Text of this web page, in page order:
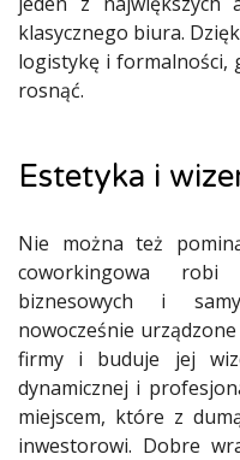
klasycznego biura.
logistykę i formalności,
rosnąć.
Estetyka i
Nie można też
coworkingowa
biznesowych i
nowocześnie
firmy i buduje jej
dynamicznej i
miejscem, które z
inwestorowi. Dobre